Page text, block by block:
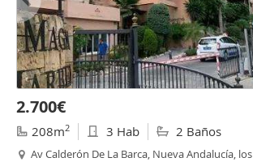
2.700€
208m2 3 Hab 2 Baños
Av Calderón De La Barca, Nueva Andalucía, los